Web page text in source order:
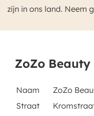
zijn in ons land. Neem
ZoZo Beauty
Naam
ZoZo
Straat